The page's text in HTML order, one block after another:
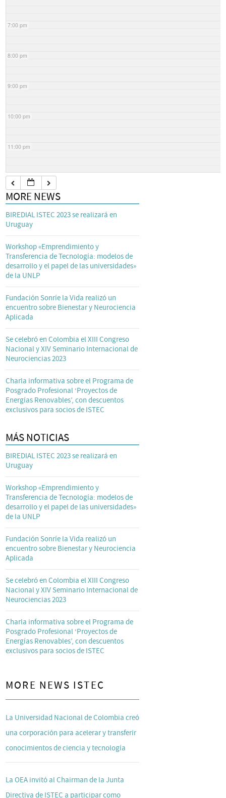
7:00 pm
8:00 pm
9:00 pm
10:00 pm
11:00 pm
MORE NEWS
BIREDIAL ISTEC 2023 se realizará en
Uruguay
Workshop «Emprendimiento y
Transferencia de Tecnología: modelos de
desarrollo y el papel de las universidades»
de la UNLP
Fundación Sonríe la Vida realizó un
encuentro sobre Bienestar y Neurociencia
Aplicada
Se celebró en Colombia el XIII Congreso
Nacional y XIV Seminario Internacional de
Neurociencias 2023
Charla informativa sobre el Programa de
Posgrado Profesional ‘Proyectos de
Energías Renovables’, con descuentos
exclusivos para socios de ISTEC
MÁS NOTICIAS
BIREDIAL ISTEC 2023 se realizará en
Uruguay
Workshop «Emprendimiento y
Transferencia de Tecnología: modelos de
desarrollo y el papel de las universidades»
de la UNLP
Fundación Sonríe la Vida realizó un
encuentro sobre Bienestar y Neurociencia
Aplicada
Se celebró en Colombia el XIII Congreso
Nacional y XIV Seminario Internacional de
Neurociencias 2023
Charla informativa sobre el Programa de
Posgrado Profesional ‘Proyectos de
Energías Renovables’, con descuentos
exclusivos para socios de ISTEC
MORE NEWS ISTEC
La Universidad Nacional de Colombia creó
una corporación para acelerar y transferir
conocimientos de ciencia y tecnología
La OEA invitó al Chairman de la Junta
Directiva de ISTEC a participar como